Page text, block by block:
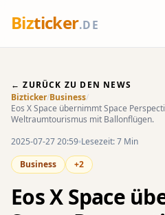
Bizticker.DE
← ZURÜCK ZU DEN NEWS
Bizticker/Business/
Eos X Space übernimmt Space
Weltraumtourismus mit Ballonflügen.
2025-07-27 20:59 Lesezeit: 7 Min
Business
+2
Eos X Space